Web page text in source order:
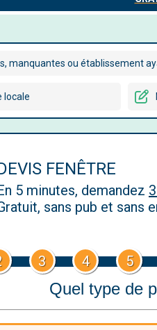
manquantes ou établissement
locale
FENÊTRE
5 minutes, demandez
sans pub et sans
3 4 5
Quel type de